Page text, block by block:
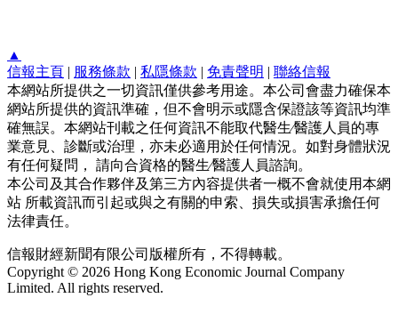
▲
信報主頁 | 服務條款 | 私隱條款 | 免責聲明 | 聯絡信報
本網站所提供之一切資訊僅供參考用途。本公司會盡力確保本
網站所提供的資訊準確，但不會明示或隱含保證該等資訊均準
確無誤。本網站刊載之任何資訊不能取代醫生∕醫護人員的專
業意見、診斷或治理，亦未必適用於任何情況。如對身體狀況
有任何疑問， 請向合資格的醫生∕醫護人員諮詢。
本公司及其合作夥伴及第三方內容提供者一概不會就使用本網
站 所載資訊而引起或與之有關的申索、損失或損害承擔任何
法律責任。
信報財經新聞有限公司版權所有，不得轉載。
Copyright © 2026 Hong Kong Economic Journal Company
Limited. All rights reserved.